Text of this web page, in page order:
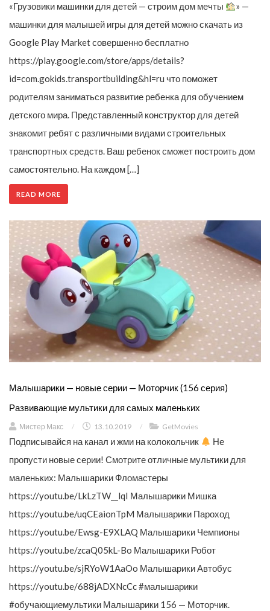
«Грузовики машинки для детей — строим дом мечты
» —
машинки для малышей игры для детей можно скачать из
Google Play Market совершенно бесплатно
https://play.google.com/store/apps/details?
id=com.gokids.transportbuilding&hl=ru что поможет
родителям заниматься развитие ребенка для обучением
детского мира. Представленный конструктор для детей
знакомит ребят с различными видами строительных
транспортных средств. Ваш ребенок сможет построить дом
самостоятельно. На каждом […]
READ MORE
Малышарики — новые серии — Моторчик (156 серия)
Развивающие мультики для самых маленьких
Мистер Макс / 13.10.2019 / GetMovies
Подписывайся на канал и жми на колокольчик
Не
пропусти новые серии! Смотрите отличные мультики для
маленьких: Малышарики Фломастеры
https://youtu.be/LkLzTW__lqI Малышарики Мишка
https://youtu.be/uqCEaionTpM Малышарики Пароход
https://youtu.be/Ewsg-E9XLAQ Малышарики Чемпионы
https://youtu.be/zcaQ05kL-Bo Малышарики Робот
https://youtu.be/sjRYoW1AaOo Малышарики Автобус
https://youtu.be/688jADXNcCc #малышарики
#обучающиемультики Малышарики 156 — Моторчик.